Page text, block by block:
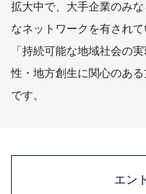
拡大中で、大手企業のみ
なネットワークを有されて
「持続可能な地域社会の
性・地方創生に関心のあ
です。
エン